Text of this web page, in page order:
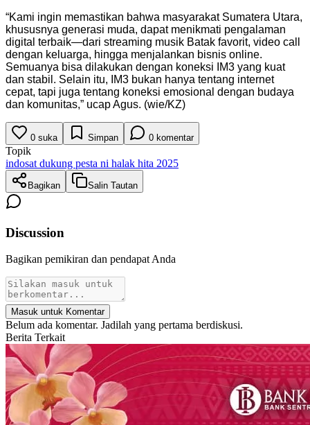
“Kami ingin memastikan bahwa masyarakat Sumatera Utara,
khususnya generasi muda, dapat menikmati pengalaman
digital terbaik—dari streaming musik Batak favorit, video call
dengan keluarga, hingga menjalankan bisnis online.
Semuanya bisa dilakukan dengan koneksi IM3 yang kuat
dan stabil. Selain itu, IM3 bukan hanya tentang internet
cepat, tapi juga tentang koneksi emosional dengan budaya
dan komunitas,” ucap Agus. (wie/KZ)
0 suka Simpan 0 komentar
Topik
indosat dukung pesta ni halak hita 2025
Bagikan Salin Tautan
Discussion
Bagikan pemikiran dan pendapat Anda
Masuk untuk Komentar
Belum ada komentar. Jadilah yang pertama berdiskusi.
Berita Terkait